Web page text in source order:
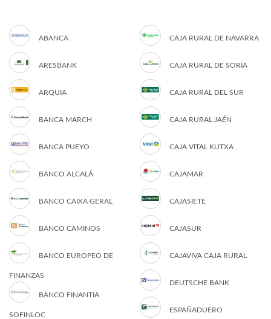
ABANCA
ARESBANK
ARQUIA
BANCA MARCH
BANCA PUEYO
BANCO ALCALÁ
BANCO CAIXA GERAL
BANCO CAMINOS
BANCO EUROPEO DE
FINANZAS
BANCO FINANTIA
SOFINLOC
CAJA RURAL DE NAVARRA
CAJA RURAL DE SORIA
CAJA RURAL DEL SUR
CAJA RURAL JAÉN
CAJA VITAL KUTXA
CAJAMAR
CAJASIETE
CAJASUR
CAJAVIVA CAJA RURAL
DEUTSCHE BANK
ESPAÑADUERO